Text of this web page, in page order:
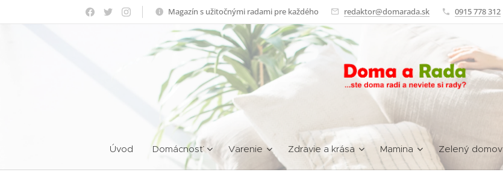
Magazín s užitočnými radami pre každého redaktor@domarada.sk 0915 778 312
Úvod Domácnosť Varenie Zdravie a krása Mamina Zelený domov